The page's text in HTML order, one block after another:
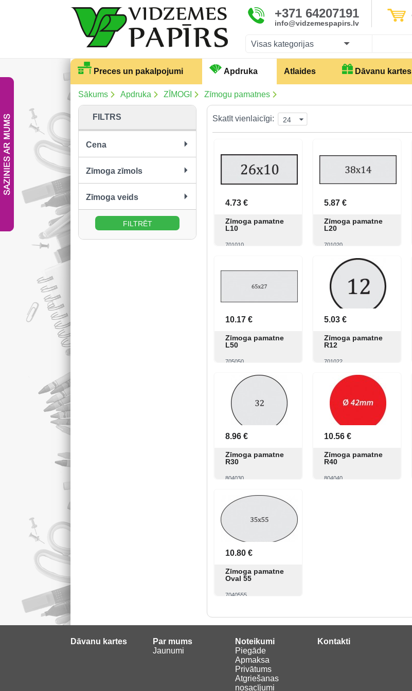
+371 64207191
info@vidzemespapirs.lv
Visas kategorijas
Preces un pakalpojumi Apdruka Atlaides Dāvanu kartes
Sākums Apdruka ZĪMOGI Zīmogu pamatnes
FILTRS
Cena
Zīmoga zīmols
Zīmoga veids
Taisnstūra (5)
Apaļais (6)
Skatīt vienlaicīgi: 24
4.73 €
Zīmoga pamatne
L10
701010
5.87 €
Zīmoga pamatne
L20
701020
Skatīt Pirkt
10.17 €
Zīmoga pamatne
L50
705050
Skatīt Pirkt
5.03 €
Zīmoga pamatne
R12
701022
Skatīt Pirkt
8.96 €
Zīmoga pamatne
R30
804030
Skatīt
10.56 €
Zīmoga pamatne
R40
804040
10.80 €
Zīmoga pamatne
Oval 55
7040555
Dāvanu kartes
Par mums
Jaunumi
Noteikumi
Piegāde
Apmaksa
Privātums
Atgriešanas
nosacījumi
Kontakti